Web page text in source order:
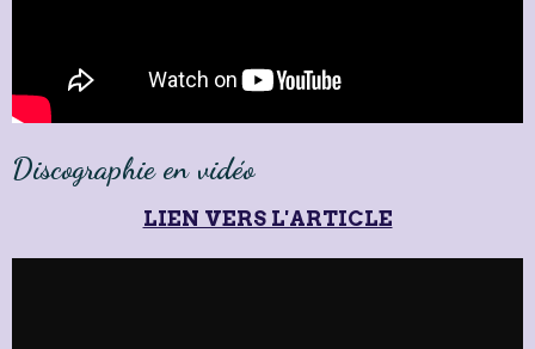
Discographie en vidéo
LIEN VERS L'ARTICLE